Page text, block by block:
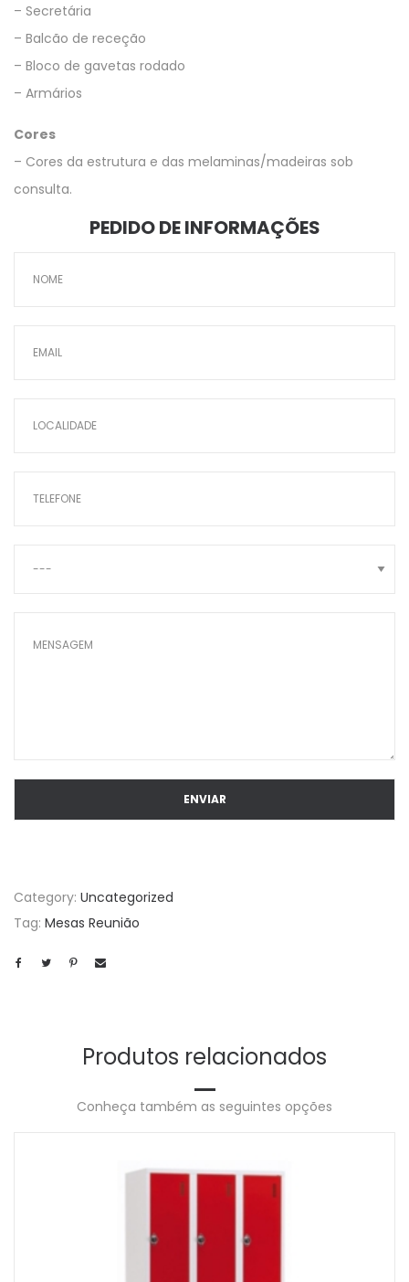
– Secretária
– Balcão de receção
– Bloco de gavetas rodado
– Armários
Cores
– Cores da estrutura e das melaminas/madeiras sob
consulta.
PEDIDO DE INFORMAÇÕES
Category: Uncategorized
Tag: Mesas Reunião
Produtos relacionados
Conheça também as seguintes opções